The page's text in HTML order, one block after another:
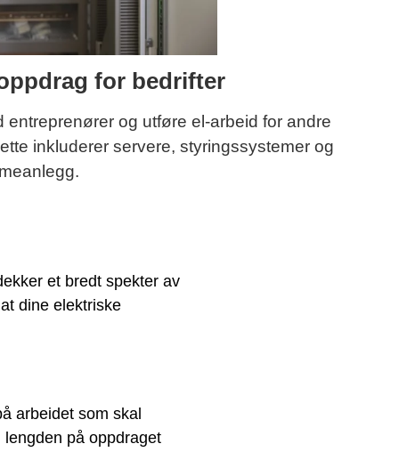
for bedrifter
og utføre el-arbeid for andre
inkluderer servere, styringssystemer og
et bredt spekter av
dine elektriske
arbeidet som skal
på oppdraget